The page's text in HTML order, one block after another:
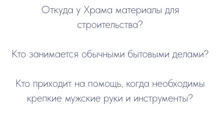
Откуда у Храма материалы для
строительства?
Кто занимается обычными бытовыми делами?
Кто приходит на помощь, когда необходимы
крепкие мужские руки и инструменты?